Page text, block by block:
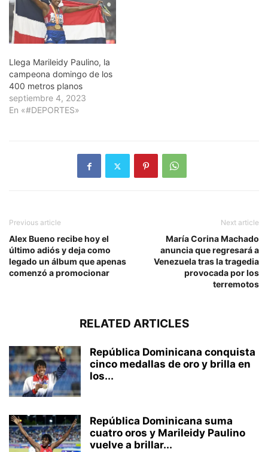
Llega Marileidy Paulino, la
campeona domingo de los
400 metros planos
septiembre 4, 2023
En «#DEPORTES»
Previous article
Alex Bueno recibe hoy el
último adiós y deja como
legado un álbum que apenas
comenzó a promocionar
Next article
María Corina Machado
anuncia que regresará a
Venezuela tras la tragedia
provocada por los
terremotos
RELATED ARTICLES
República Dominicana conquista
cinco medallas de oro y brilla en
los...
República Dominicana suma
cuatro oros y Marileidy Paulino
vuelve a brillar...